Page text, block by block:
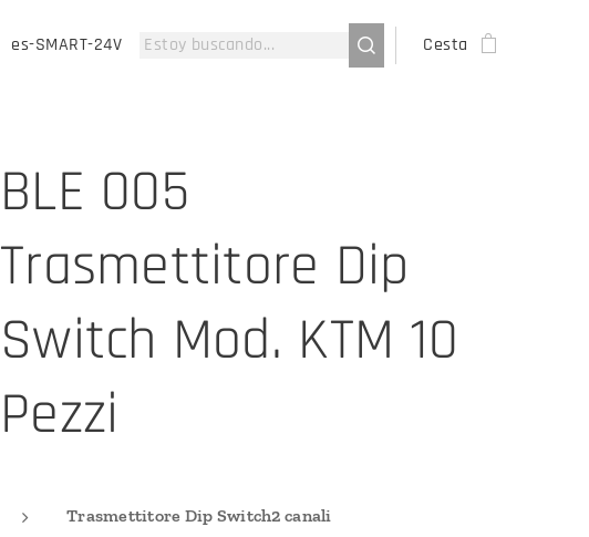
es-SMART-24V Cesta
BLE 005
Trasmettitore Dip
Switch Mod. KTM 10
Pezzi
Trasmettitore Dip Switch2 canali